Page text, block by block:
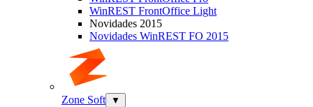
WinREST FrontOffice Light
Novidades 2015
Novidades WinREST FO 2015
Zone Soft ▼